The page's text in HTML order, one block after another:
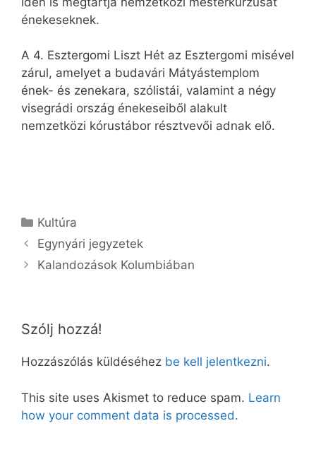
énekeseknek.
A 4. Esztergomi Liszt Hét az Esztergomi misével
zárul, amelyet a budavári Mátyástemplom
ének- és zenekara, szólistái, valamint a négy
visegrádi ország énekeseiből alakult
nemzetközi kórustábor résztvevői adnak elő.
Kategória
Kultúra
Egynyári jegyzetek
Kalandozások Kolumbiában
Szólj hozzá!
Hozzászólás küldéséhez be kell jelentkezni.
This site uses Akismet to reduce spam. Learn
how your comment data is processed.